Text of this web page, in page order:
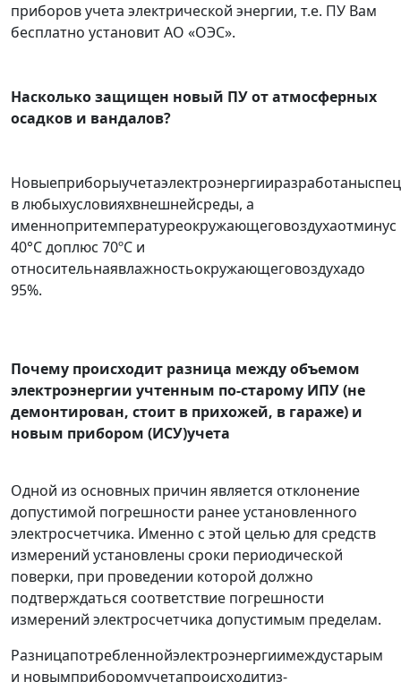
приборов учета электрической энергии, т.е. ПУ Вам
бесплатно установит АО «ОЭС».
Насколько защищен новый ПУ от атмосферных
осадков и вандалов?
в любыхусловияхвнешнейсреды, а
именнопритемпературеокружающеговоздухаотминус
40°С доплюс 70ºС и
относительнаявлажностьокружающеговоздухадо
95%.
Почему происходит разница между объемом
электроэнергии учтенным по-старому ИПУ (не
демонтирован, стоит в прихожей, в гараже) и
новым прибором (ИСУ)учета
Одной из основных причин является отклонение
допустимой погрешности ранее установленного
электросчетчика. Именно с этой целью для средств
измерений установлены сроки периодической
поверки, при проведении которой должно
подтверждаться соответствие погрешности
измерений электросчетчика допустимым пределам.
Разницапотребленнойэлектроэнергиимеждустарым
и новымприборомучетапроисходитиз-